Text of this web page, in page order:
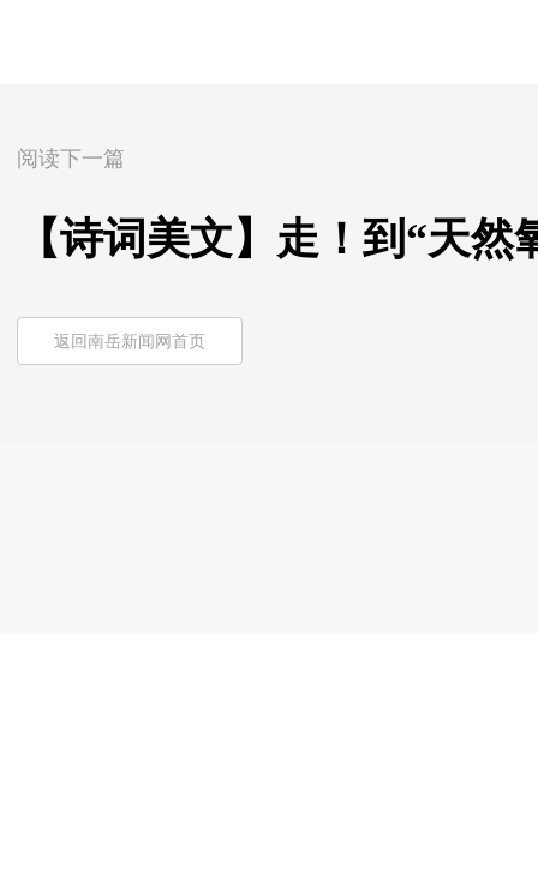
阅读下一篇
【诗词美文】走！到“天
返回南岳新闻网首页